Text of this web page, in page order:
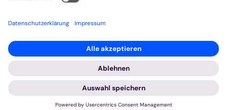
Amtsblatt (Kirchlicher Anzeiger)
Rechtsdatenbank
Meldestelle gemäß Hinweisgeberschutzgesetz
2026 © Bistum Aachen
Impressum
Datenschutzerklärung